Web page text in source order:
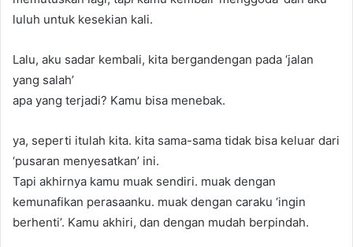
luluh untuk kesekian kali.
Lalu, aku sadar kembali, kita bergandengan pada ‘jalan
yang salah’
apa yang terjadi? Kamu bisa menebak.
ya, seperti itulah kita. kita sama-sama tidak bisa keluar dari
‘pusaran menyesatkan’ ini.
Tapi akhirnya kamu muak sendiri. muak dengan
kemunafikan perasaanku. muak dengan caraku ‘ingin
berhenti’. Kamu akhiri, dan dengan mudah berpindah.